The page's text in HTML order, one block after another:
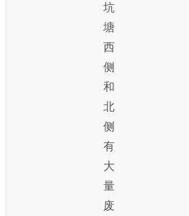
坑
塘
西
侧
和
北
侧
有
大
量
废